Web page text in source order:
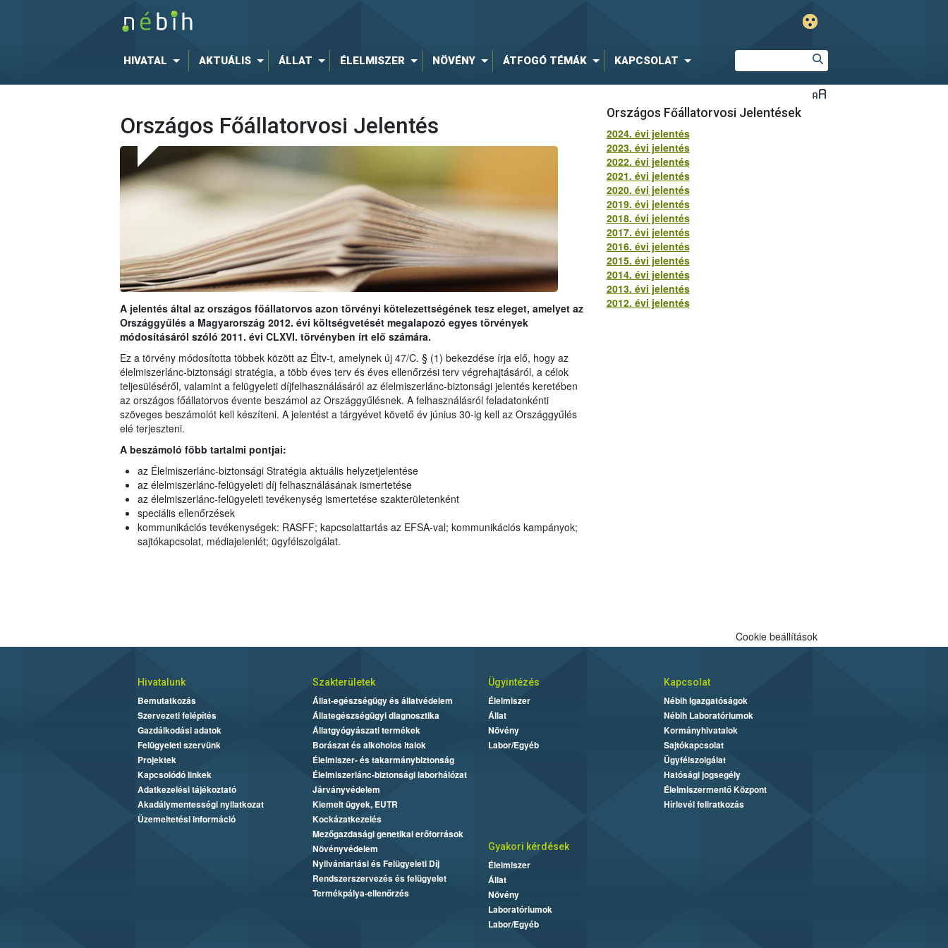
HIVATAL AKTUÁLIS ÁLLAT ÉLELMISZER NÖVÉNY ÁTFOGÓ TÉMÁK KAPCSOLAT
Országos Főállatorvosi Jelentés
A jelentés által az országos főállatorvos azon törvényi kötelezettségének tesz eleget, amelyet az
Országgyűlés a Magyarország 2012. évi költségvetését megalapozó egyes törvények
módosításáról szóló 2011. évi CLXVI. törvényben írt elő számára.
Ez a törvény módosította többek között az Éltv-t, amelynek új 47/C. § (1) bekezdése írja elő, hogy az
élelmiszerlánc-biztonsági stratégia, a több éves terv és éves ellenőrzési terv végrehajtásáról, a célok
teljesüléséről, valamint a felügyeleti díjfelhasználásáról az élelmiszerlánc-biztonsági jelentés keretében
az országos főállatorvos évente beszámol az Országgyűlésnek. A felhasználásról feladatonkénti
szöveges beszámolót kell készíteni. A jelentést a tárgyévet követő év június 30-ig kell az Országgyűlés
elé terjeszteni.
A beszámoló főbb tartalmi pontjai:
az Élelmiszerlánc-biztonsági Stratégia aktuális helyzetjelentése
az élelmiszerlánc-felügyeleti díj felhasználásának ismertetése
az élelmiszerlánc-felügyeleti tevékenység ismertetése szakterületenként
speciális ellenőrzések
kommunikációs tevékenységek: RASFF; kapcsolattartás az EFSA-val; kommunikációs kampányok;
sajtókapcsolat, médiajelenlét; ügyfélszolgálat.
Országos Főállatorvosi Jelentések
2024. évi jelentés
2023. évi jelentés
2022. évi jelentés
2021. évi jelentés
2020. évi jelentés
2019. évi jelentés
2018. évi jelentés
2017. évi jelentés
2016. évi jelentés
2015. évi jelentés
2014. évi jelentés
2013. évi jelentés
2012. évi jelentés
Cookie beállítások
Hivatalunk
Bemutatkozás
Szervezeti felépítés
Gazdálkodási adatok
Felügyeleti szervünk
Projektek
Kapcsolódó linkek
Adatkezelési tájékoztató
Akadálymentességi nyilatkozat
Üzemeltetési információ
Szakterületek
Állat-egészségügy és állatvédelem
Állategészségügyi diagnosztika
Állatgyógyászati termékek
Borászat és alkoholos italok
Élelmiszer- és takarmánybiztonság
Élelmiszerlánc-biztonsági laborhálózat
Járványvédelem
Kiemelt ügyek, EUTR
Kockázatkezelés
Mezőgazdasági genetikai erőforrások
Növényvédelem
Nyilvántartási és Felügyeleti Díj
Rendszerszervezés és felügyelet
Termékpálya-ellenőrzés
Ügyintézés
Élelmiszer
Állat
Növény
Labor/Egyéb
Kapcsolat
Nébih Igazgatóságok
Nébih Laboratóriumok
Kormányhivatalok
Sajtókapcsolat
Ügyfélszolgálat
Hatósági jogsegély
Élelmiszermentő Központ
Hírlevél feliratkozás
Gyakori kérdések
Élelmiszer
Állat
Növény
Laboratóriumok
Labor/Egyéb